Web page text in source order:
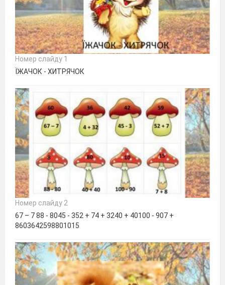
Номер слайду 1
ЇЖАЧОК - ХИТРЯЧОК
Номер слайду 2
67 – 7 88 - 8045 - 352 + 74 + 3240 + 40100 - 907 +
8603642598801015